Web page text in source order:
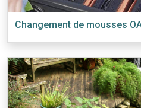
Changement de mousses